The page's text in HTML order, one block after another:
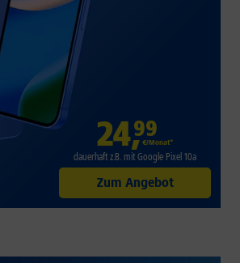
24,99
€/Monat*
dauerhaft z.B. mit Google Pixel 10a
Zum Angebot